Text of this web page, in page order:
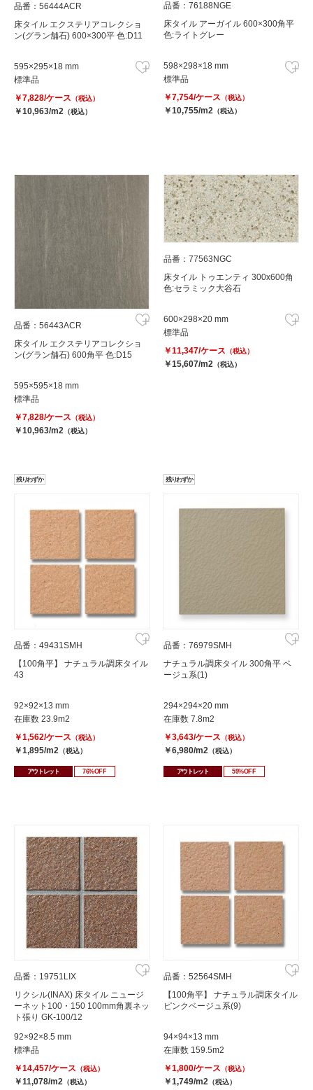
品番：56444ACR
床タイル エクステリアコレクショ
ン(グラン舗石) 600×300平 色:D11
595×295×18 mm
標準品
￥7,828/ケース （税込）
￥10,963/m2 （税込）
品番：76188NGE
床タイル アーガイル 600×300角平
色:ライトグレー
598×298×18 mm
標準品
￥7,754/ケース （税込）
￥10,755/m2 （税込）
品番：56443ACR
床タイル エクステリアコレクショ
ン(グラン舗石) 600角平 色:D15
595×595×18 mm
標準品
￥7,828/ケース （税込）
￥10,963/m2 （税込）
品番：77563NGC
床タイル トゥエンティ 300x600角
色:セラミック大谷石
600×298×20 mm
標準品
￥11,347/ケース （税込）
￥15,607/m2 （税込）
残りわずか
品番：49431SMH
【100角平】 ナチュラル調床タイル
43
92×92×13 mm
在庫数 23.9m2
￥1,562/ケース （税込）
￥1,895/m2 （税込）
アウトレット 76%OFF
残りわずか
品番：76979SMH
ナチュラル調床タイル 300角平 ベ
ージュ系(1)
294×294×20 mm
在庫数 7.8m2
￥3,643/ケース （税込）
￥6,980/m2 （税込）
アウトレット 59%OFF
品番：19751LIX
リクシル(INAX) 床タイル ニュージ
ーネット100・150 100mm角裏ネッ
ト張り GK-100/12
92×92×8.5 mm
標準品
￥14,457/ケース （税込）
￥11,078/m2 （税込）
品番：52564SMH
【100角平】 ナチュラル調床タイル
ピンクベージュ系(9)
94×94×13 mm
在庫数 159.5m2
￥1,800/ケース （税込）
￥1,749/m2 （税込）